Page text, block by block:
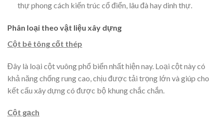
thự phong cách kiến trúc cổ điển, lâu đà hay dinh thự.
Phân loại theo vật liệu xây dựng
Cột bê tông cốt thép
Đây là loại cột vuông phổ biển nhất hiện nay. Loại cột này có
khả năng chống rung cao, chịu được tải trọng lớn và giúp cho
kết cấu xây dựng có được bộ khung chắc chắn.
Cột gạch